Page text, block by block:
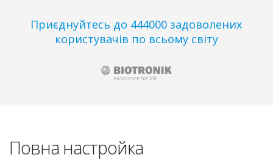
Приєднуйтесь до 444000 задоволених
користувачів по всьому світу
Повна настройка